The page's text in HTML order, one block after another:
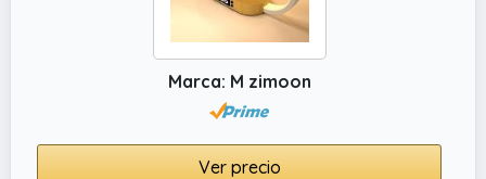
Marca: M zimoon
Ver precio